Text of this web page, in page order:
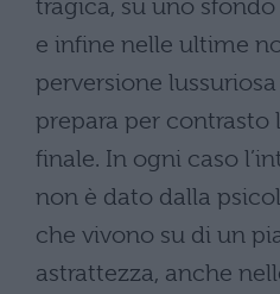
tragica, su uno
e infine nelle ultime
perversione
prepara per contrasto
finale. In ogni caso
non è dato dalla
che vivono su di un
astrattezza, anche